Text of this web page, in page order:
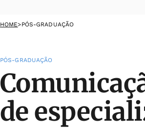
HOME>PÓS-GRADUAÇÃO
PÓS-GRADUAÇÃO
de